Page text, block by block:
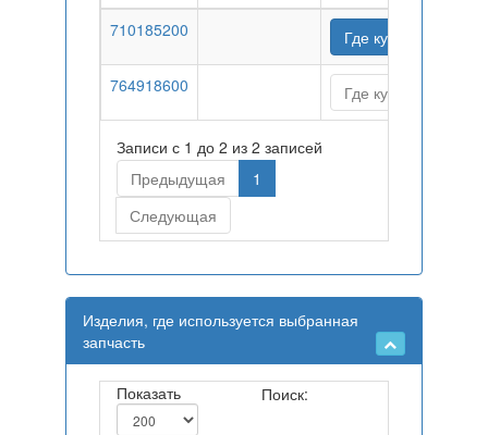
710185200
Где купить
764918600 Где купить
Записи с 1 до 2 из 2 записей
Предыдущая
1
Следующая
Изделия, где используется выбранная
запчасть
Показать Поиск: